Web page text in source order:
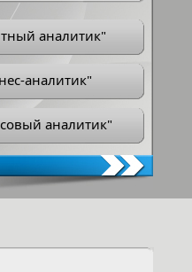
аналитик"
аналитик"
аналитик"